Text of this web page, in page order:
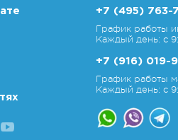
+7 (495) 763-
График работы
Каждый день: с
+7 (916) 019-
График работы
Каждый день: с